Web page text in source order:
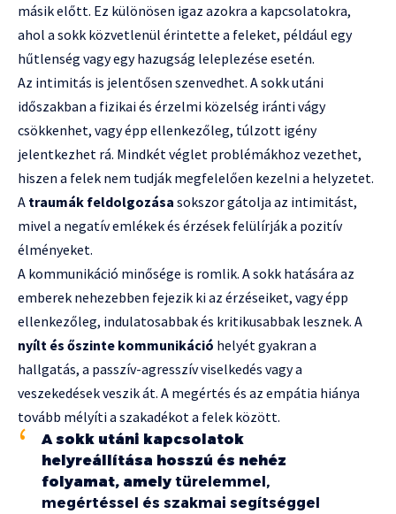
másik előtt. Ez különösen igaz azokra a kapcsolatokra,
ahol a sokk közvetlenül érintette a feleket, például egy
hűtlenség vagy egy hazugság leleplezése esetén.
Az intimitás is jelentősen szenvedhet. A sokk utáni
időszakban a fizikai és érzelmi közelség iránti vágy
csökkenhet, vagy épp ellenkezőleg, túlzott igény
jelentkezhet rá. Mindkét véglet problémákhoz vezethet,
hiszen a felek nem tudják megfelelően kezelni a helyzetet.
A traumák feldolgozása sokszor gátolja az intimitást,
mivel a negatív emlékek és érzések felülírják a pozitív
élményeket.
A kommunikáció minősége is romlik. A sokk hatására az
emberek nehezebben fejezik ki az érzéseiket, vagy épp
ellenkezőleg, indulatosabbak és kritikusabbak lesznek. A
nyílt és őszinte kommunikáció helyét gyakran a
hallgatás, a passzív-agresszív viselkedés vagy a
veszekedések veszik át. A megértés és az empátia hiánya
tovább mélyíti a szakadékot a felek között.
A sokk utáni kapcsolatok
helyreállítása hosszú és nehéz
folyamat, amely türelemmel,
megértéssel és szakmai segítséggel